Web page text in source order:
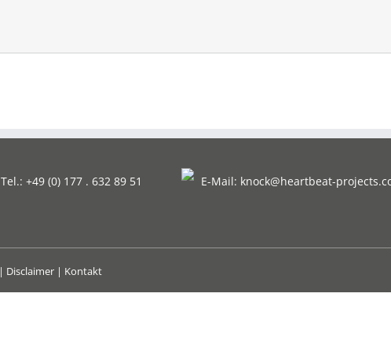
Tel.: +49 (0) 177 . 632 89 51 E-Mail: knock@heartbeat-
| Disclaimer | Kontakt